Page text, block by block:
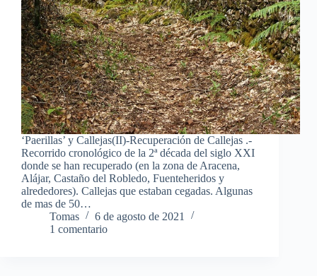
‘Paerillas’ y Callejas(II)-Recuperación de Callejas .-
Recorrido cronológico de la 2ª década del siglo XXI
donde se han recuperado (en la zona de Aracena,
Alájar, Castaño del Robledo, Fuenteheridos y
alrededores). Callejas que estaban cegadas. Algunas
de mas de 50…
Tomas
6 de agosto de 2021
1 comentario